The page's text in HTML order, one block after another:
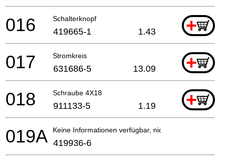
Schalterknopf +
016 419665-1 1.43
Stromkreis +
017 631686-5 13.09
Schraube 4X18 +
018 911133-5 1.19
Keine Informationen verfügbar, nicht bestellbar
019A 419936-6